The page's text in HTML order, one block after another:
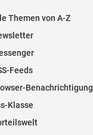
Themen von A-Z
Feeds
Benachrichtigung
Klasse